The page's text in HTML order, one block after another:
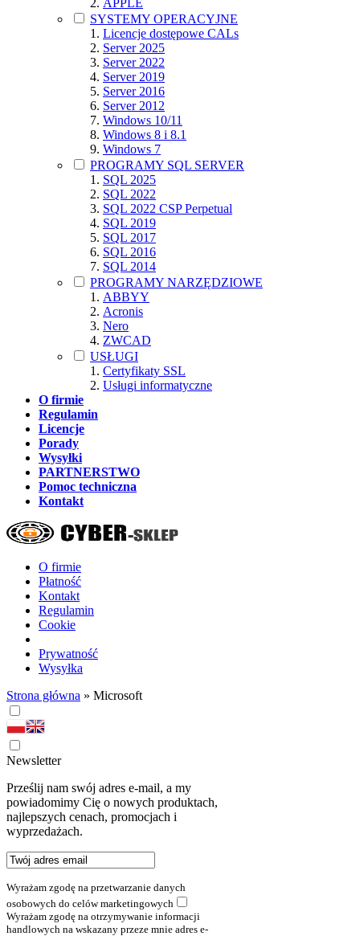
APPLE
SYSTEMY OPERACYJNE
Licencje dostępowe CALs
Server 2025
Server 2022
Server 2019
Server 2016
Server 2012
Windows 10/11
Windows 8 i 8.1
Windows 7
PROGRAMY SQL SERVER
SQL 2025
SQL 2022
SQL 2022 CSP Perpetual
SQL 2019
SQL 2017
SQL 2016
SQL 2014
PROGRAMY NARZĘDZIOWE
ABBYY
Acronis
Nero
ZWCAD
USŁUGI
Certyfikaty SSL
Usługi informatyczne
O firmie
Regulamin
Licencje
Porady
Wysyłki
PARTNERSTWO
Pomoc techniczna
Kontakt
O firmie
Płatność
Kontakt
Regulamin
Cookie
Prywatność
Wysyłka
Strona główna » Microsoft
Newsletter
Prześlij nam swój adres e-mail, a my
powiadomimy Cię o nowych produktach,
najlepszych cenach, promocjach i
wyprzedażach.
Wyrażam zgodę na przetwarzanie danych
osobowych do celów marketingowych
Wyrażam zgodę na otrzymywanie informacji
handlowych na wskazany przeze mnie adres e-